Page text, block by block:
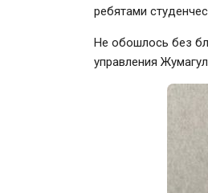
ребятами
Не обошлось без
управления